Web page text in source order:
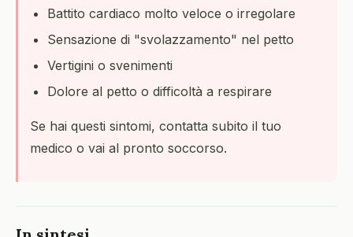
Battito cardiaco molto veloce o irregolare
Sensazione di "svolazzamento" nel petto
Vertigini o svenimenti
Dolore al petto o difficoltà a respirare
Se hai questi sintomi, contatta subito il tuo
medico o vai al pronto soccorso.